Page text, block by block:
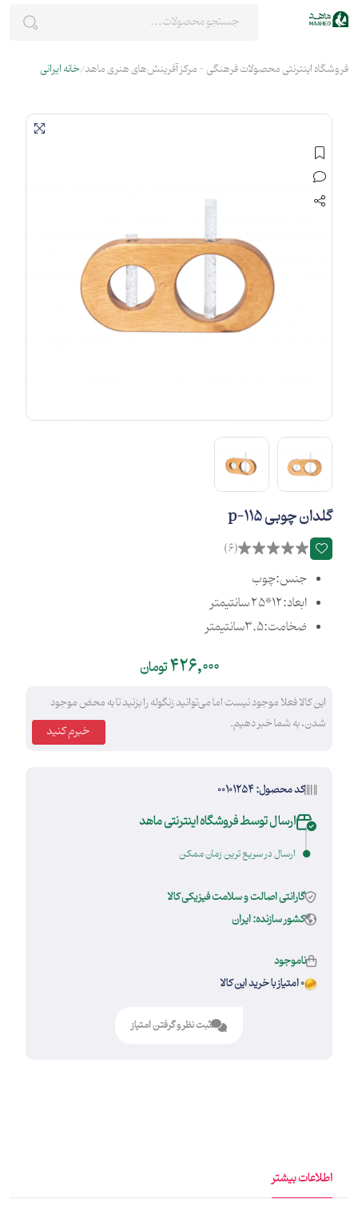
فروشگاه اینترنتی محصولات فرهنگی - مرکز آفرینش‌های هنری ماهد خانه ایرانی
گلدان چوبی p-115
(6)
جنس:چوب
ابعاد:12*25 سانتیمتر
ضخامت:3.5سانتیمتر
426,000تومان
این کالا فعلا موجود نیست اما می‌توانید زنگوله را بزنید تا به محض موجود
شدن، به شما خبر دهیم.
کد محصول: 00101254
ارسال توسط فروشگاه اینترنتی ماهد
ارسال در سریع ترین زمان ممکن
گارانتی اصالت و سلامت فیزیکی کالا
کشور سازنده: ایران
ناموجود
0 امتیاز با خرید این کالا
ثبت نظر و گرفتن امتیاز
اطلاعات بیشتر